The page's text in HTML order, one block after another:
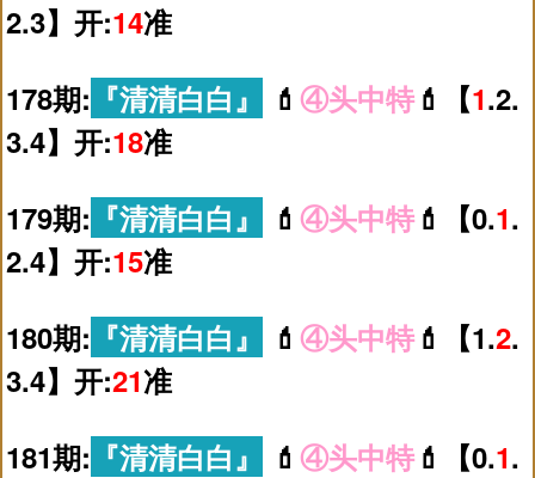
2.3】开:14准
178期: 『清清白白』 💄 ④头中特💄【1.2.
3.4】开:18准
179期: 『清清白白』 💄 ④头中特💄【0.1.
2.4】开:15准
180期: 『清清白白』 💄 ④头中特💄【1.2.
3.4】开:21准
181期: 『清清白白』 💄 ④头中特💄【0.1.